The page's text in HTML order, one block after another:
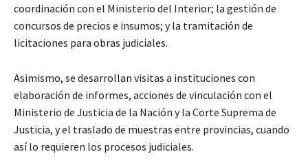
coordinación con el Ministerio del Interior; la gestión de
concursos de precios e insumos; y la tramitación de
licitaciones para obras judiciales.
Asimismo, se desarrollan visitas a instituciones con
elaboración de informes, acciones de vinculación con el
Ministerio de Justicia de la Nación y la Corte Suprema de
Justicia, y el traslado de muestras entre provincias, cuando
así lo requieren los procesos judiciales.